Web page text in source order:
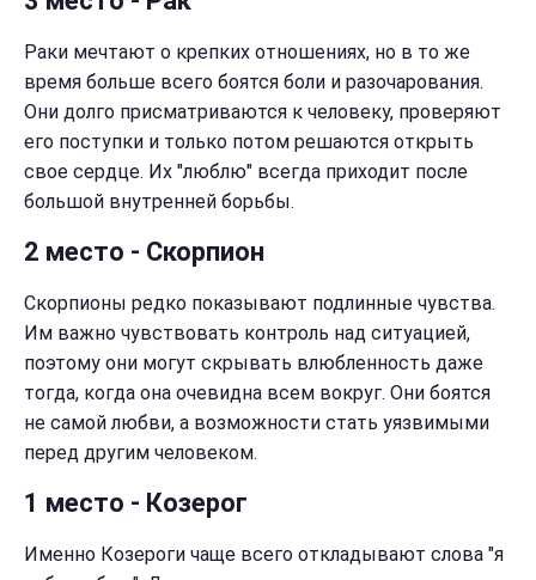
Раки мечтают о крепких отношениях, но в то же
время больше всего боятся боли и разочарования.
Они долго присматриваются к человеку, проверяют
его поступки и только потом решаются открыть
свое сердце. Их "люблю" всегда приходит после
большой внутренней борьбы.
2 место - Скорпион
Скорпионы редко показывают подлинные чувства.
Им важно чувствовать контроль над ситуацией,
поэтому они могут скрывать влюбленность даже
тогда, когда она очевидна всем вокруг. Они боятся
не самой любви, а возможности стать уязвимыми
перед другим человеком.
1 место - Козерог
Именно Козероги чаще всего откладывают слова "я